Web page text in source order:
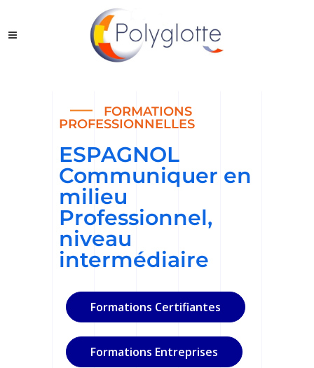
FORMATIONS
PROFESSIONNELLES​
ESPAGNOL
Communiquer en
milieu
Professionnel,
niveau
intermédiaire
Formations Certifiantes
Formations Entreprises